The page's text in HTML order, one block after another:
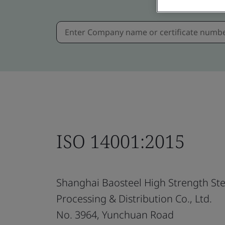
ISO 14001:2015
Shanghai Baosteel High Strength
Processing & Distribution Co., Ltd.
No. 3964, Yunchuan Road